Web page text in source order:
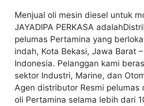
Menjual oli mesin diesel untuk
JAYADIPA PERKASA
pelumas Pertamina yang
indah, Kota Bekasi, Jawa Barat –
Indonesia. Pelanggan kami
sektor Industri, Marine, dan
Agen distributor Resmi pelumas
oli Pertamina selama lebih dari